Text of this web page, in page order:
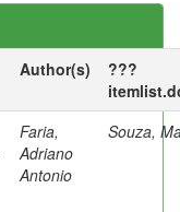
Author(s)
???
Faria,
Adriano
Antonio
Souza,